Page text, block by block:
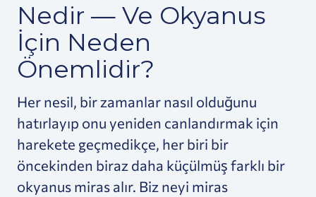
Nedir — Ve Okyanus
İçin Neden
Önemlidir?
Her nesil, bir zamanlar nasıl olduğunu
hatırlayıp onu yeniden canlandırmak için
harekete geçmedikçe, her biri bir
öncekinden biraz daha küçülmüş farklı bir
okyanus miras alır. Biz neyi miras